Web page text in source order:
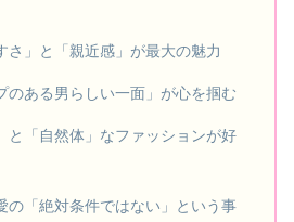
さ」と「親近感」が最大の魅力
のある男らしい一面」が心を掴む
と「自然体」なファッションが好
の「絶対条件ではない」という事